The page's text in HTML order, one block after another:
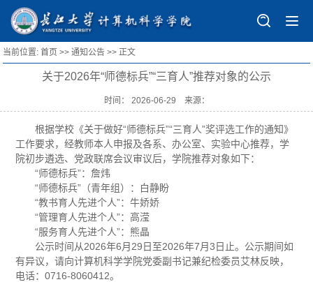
首页
学院概况
历史沿革
组织结构
现任领导
行政及教育部门
专门委员会
学院院徽
师资概况
导师风采
教师主页
人才招聘
规章制度
管理制度
办事指南
表格下载
人才培养
本科生培养
研究生教育
国际化教育
科学研究
研究机构
研究方向
科研项目
学生工作
学工动态
就业信息
党建工会
党建动态
学科竞赛
当前位置:首页 >>通知公告 >> 正文
关于2026年“师德标兵”“三育人”推荐对象的公示
时间： 2026-06-29 来源：
根据学校《关于做好“师德标兵”“三育人”奖评选工作的通知》
工作要求，经教师本人申报及各系、办公室、实验中心推荐，学
院初步遴选、党政联席会议审议后，学院推荐对象如下：
“师德标兵”：詹炜
“师德标兵”（青年组）：白静盼
“教书育人先进个人”：牛娇娇
“管理育人先进个人”：高滢
“服务育人先进个人”：熊晶
公示时间从2026年6月29日至2026年7月3日止。公示期间如
有异议，请向计算机科学学院党委副书记兼纪检委员艾林反映，
电话：0716-8060412。